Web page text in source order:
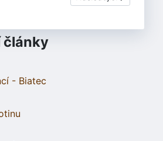
články
- Biatec